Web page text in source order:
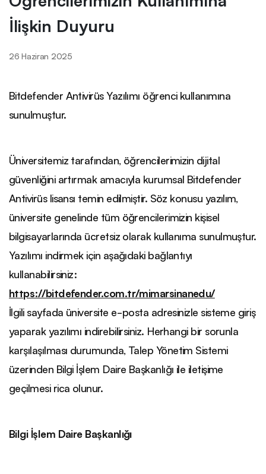
İlişkin Duyuru
26 Haziran 2025
Bitdefender Antivirüs Yazılımı öğrenci kullanımına
sunulmuştur.
Üniversitemiz tarafından, öğrencilerimizin dijital
güvenliğini artırmak amacıyla kurumsal Bitdefender
Antivirüs lisansı temin edilmiştir. Söz konusu yazılım,
üniversite genelinde tüm öğrencilerimizin kişisel
bilgisayarlarında ücretsiz olarak kullanıma sunulmuştur.
Yazılımı indirmek için aşağıdaki bağlantıyı
kullanabilirsiniz:
https://bitdefender.com.tr/mimarsinanedu/
İlgili sayfada üniversite e-posta adresinizle sisteme giriş
yaparak yazılımı indirebilirsiniz. Herhangi bir sorunla
karşılaşılması durumunda, Talep Yönetim Sistemi
üzerinden Bilgi İşlem Daire Başkanlığı ile iletişime
geçilmesi rica olunur.
Bilgi İşlem Daire Başkanlığı